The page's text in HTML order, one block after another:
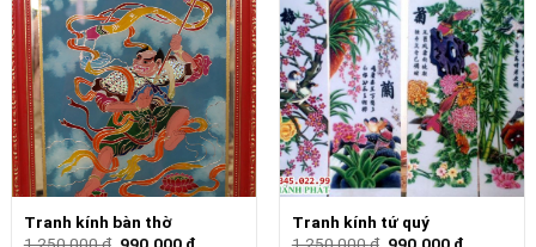
Tranh kính bàn thờ
Tranh kính tứ quý